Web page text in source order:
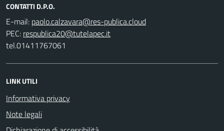
CONTATTI D.P.O.
E-mail:
PEC:
tel.01411767061
LINK UTILI
Informativa privacy
Note legali